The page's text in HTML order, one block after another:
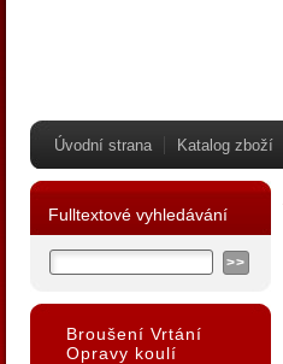
Úvodní strana Katalog zboží
Fulltextové vyhledávání
Broušení Vrtání
Opravy koulí